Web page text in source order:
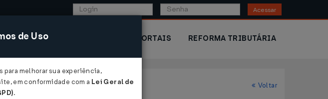
Acessar
COMÉRCIO EXTERIOR PORTAIS REFORMA TRIBUTÁRIA
Voltar
de Uso
melhorar sua experiência,
em conformidade com a Lei Geral de
.